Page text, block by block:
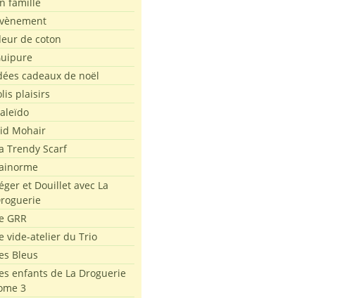
de coton
cadeaux de noël
plaisirs
Mohair
Trendy Scarf
et Douillet avec La
GRR
vide-atelier du Trio
Bleus
enfants de La Droguerie
3